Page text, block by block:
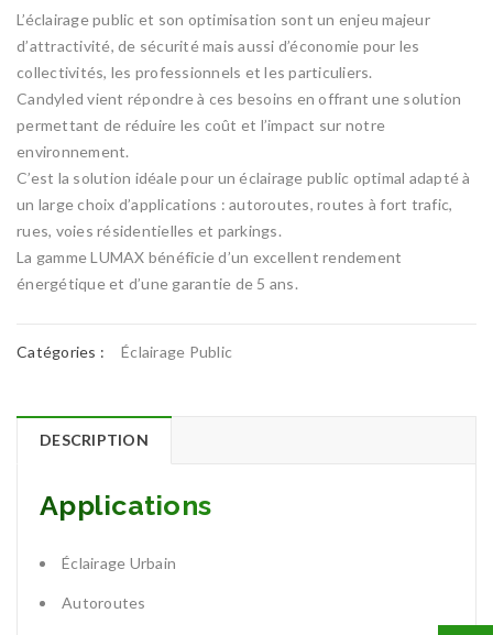
L’éclairage public et son optimisation sont un enjeu majeur
d’attractivité, de sécurité mais aussi d’économie pour les
collectivités, les professionnels et les particuliers.
Candyled vient répondre à ces besoins en offrant une solution
permettant de réduire les coût et l’impact sur notre
environnement.
C’est la solution idéale pour un éclairage public optimal adapté à
un large choix d’applications : autoroutes, routes à fort trafic,
rues, voies résidentielles et parkings.
La gamme LUMAX bénéficie d’un excellent rendement
énergétique et d’une garantie de 5 ans.
Catégories : Éclairage Public
DESCRIPTION
Applications
Éclairage Urbain
Autoroutes